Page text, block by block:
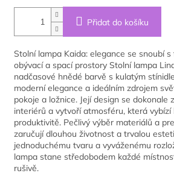
Přidat do košíku
Stolní lampa Kaida: elegance se snoubí
obývací a spací prostory Stolní lampa
nadčasové hnědé barvě s kulatým
moderní elegance a ideálním zdrojem
pokoje a ložnice. Její design se dokonale
interiérů a vytvoří atmosféru, která vybízí
produktivitě. Pečlivý výběr materiálů a
zaručují dlouhou životnost a trvalou
jednoduchému tvaru a vyváženému
lampa stane středobodem každé
rušivě.